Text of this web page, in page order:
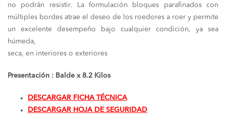
no podrán resistir. La formulación bloques parafinados con
múltiples bordes atrae el deseo de los roedores a roer y permite
un excelente desempeño bajo cualquier condición, ya sea
húmeda,
seca, en interiores o exteriores
Presentación : Balde x 8.2 Kilos
DESCARGAR FICHA TÉCNICA
DESCARGAR HOJA DE SEGURIDAD